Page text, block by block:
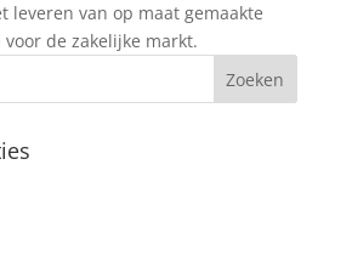
leveren van op maat gemaakte
de zakelijke markt.